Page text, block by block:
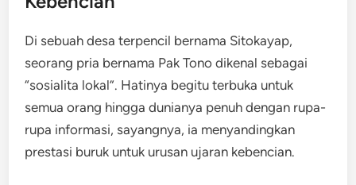
Di sebuah desa terpencil bernama Sitokayap,
seorang pria bernama Pak Tono dikenal sebagai
“sosialita lokal”. Hatinya begitu terbuka untuk
semua orang hingga dunianya penuh dengan rupa-
rupa informasi, sayangnya, ia menyandingkan
prestasi buruk untuk urusan ujaran kebencian.